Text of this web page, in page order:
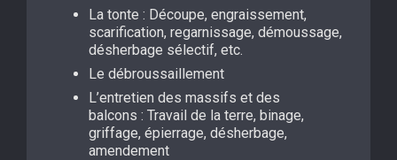
La tonte : Découpe, engraissement,
scarification, regarnissage, démoussage,
désherbage sélectif, etc.
Le débroussaillement
L’entretien des massifs et des
balcons : Travail de la terre, binage,
griffage, épierrage, désherbage,
amendement